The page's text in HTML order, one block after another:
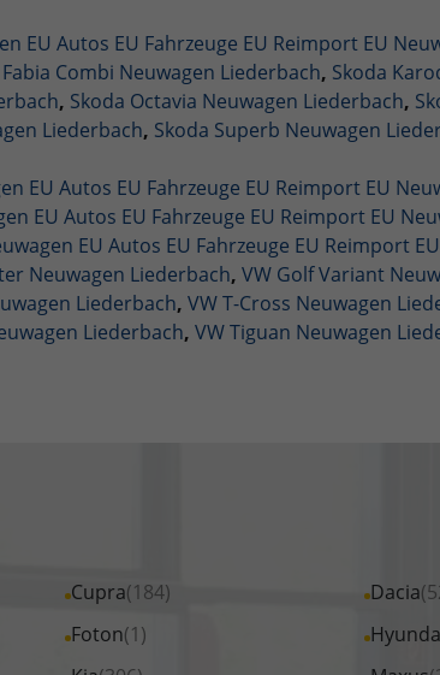
EU Autos EU Fahrzeuge EU Reimport EU
Combi Neuwagen Liederbach, Skoda
, Skoda Octavia Neuwagen Liederbach,
Liederbach, Skoda Superb Neuwagen
EU Autos EU Fahrzeuge EU Reimport EU
EU Autos EU Fahrzeuge EU Reimport EU
EU Autos EU Fahrzeuge EU Reimport
Neuwagen Liederbach, VW Golf Variant
Liederbach, VW T-Cross Neuwagen
Liederbach, VW Tiguan Neuwagen
Cupra(184)
Alle
Fahrzeuge
Dacia
Alle
Foton(1)
Alle
Fahrzeuge
Alle